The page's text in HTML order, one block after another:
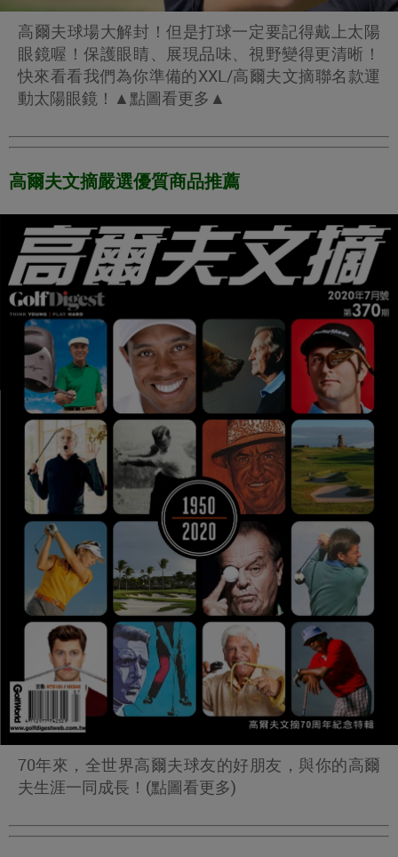
高爾夫球場大解封！但是打球一定要記得戴上太陽
眼鏡喔！保護眼睛、展現品味、視野變得更清晰！
快來看看我們為你準備的XXL/高爾夫文摘聯名款運
動太陽眼鏡！▲點圖看更多▲
高爾夫文摘嚴選優質商品推薦
70年來，全世界高爾夫球友的好朋友，與你的高爾
夫生涯一同成長！(點圖看更多)